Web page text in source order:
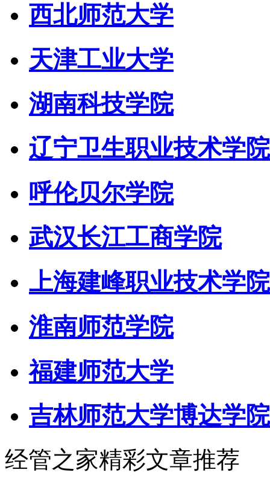
西北师范大学
天津工业大学
湖南科技学院
辽宁卫生职业技术学院
呼伦贝尔学院
武汉长江工商学院
上海建峰职业技术学院
淮南师范学院
福建师范大学
吉林师范大学博达学院
经管之家精彩文章推荐